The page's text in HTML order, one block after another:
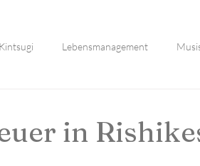
Lebensmanagement
in